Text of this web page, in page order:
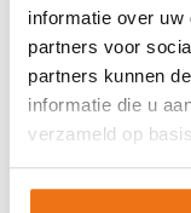
informatie over
partners voor
partners kunnen
informatie die u
verzameld op